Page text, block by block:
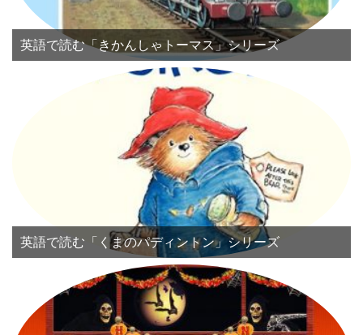
英語で読む「きかんしゃトーマス」シリーズ
英語で読む「くまのパディントン」シリーズ